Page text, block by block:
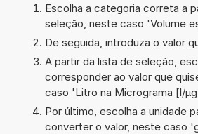
Escolha a categoria correta a
seleção, neste caso 'Volume
De seguida, introduza o valor
A partir da lista de seleção,
corresponder ao valor que
caso 'Litro na Micrograma [l/
Por último, escolha a unidade
converter o valor, neste caso '